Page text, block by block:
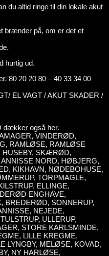
du altid ringe til din lokale akut
brænder på, om er det et
hurtig ud.
80 20 20 80 – 40 33 34 00
EL VAGT / AKUT SKADER /
dækker også her.
VINDERØD,
RAMLØSE, RAMLØSE
HUSEBY, SKÆRØD,
NORD, HØBJERG,
KIKHAVN, NØDEBOHUSE,
TORPMAGLE,
ELLINGE,
ENGHAVE,
BREDERØD, SONNERUP,
NEJEDE,
ULLERUP,
STORE KARLSMINDE,
LILLE KREGME,
LYNGBY, MELØSE, KOVAD,
NY HARLØSE,